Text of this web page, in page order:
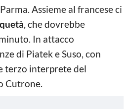
Assieme al francese ci
, che dovrebbe
In attacco
di Piatek e Suso, con
terzo interprete del
Cutrone.